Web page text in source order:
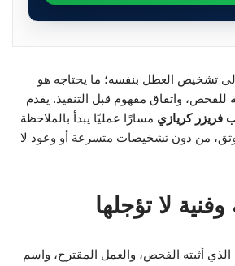
تشخيص العطل بنفسه؛ ما يحتاجه هو
واتفاق مفهوم قبل التنفيذ. يقدم
فريزر كريازي مسارًا عمليًا يبدأ بالملاحظة
موثق، من دون تشخيصات متسرعة أو وعود لا
لا تؤجلها
أثبته الفحص، والعمل المقترح، واسم